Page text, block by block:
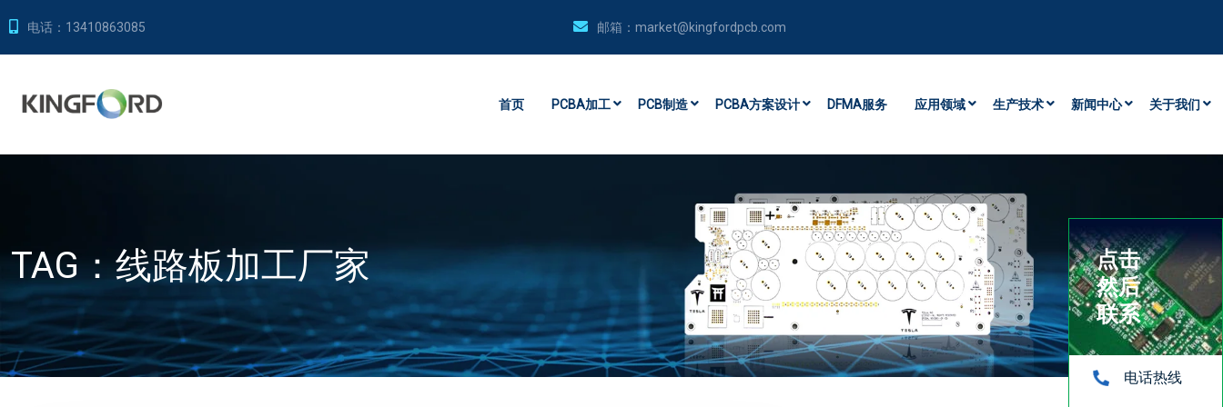
电话： 13410863085 邮箱： market@kingfordpcb.com
首页 PCBA加工 PCB制造 PCBA方案设计 DFMA服务 应用领域 生产技术 新闻中心 关于我们
TAG：线路板加工厂家
点击
然后
联系
电话热线